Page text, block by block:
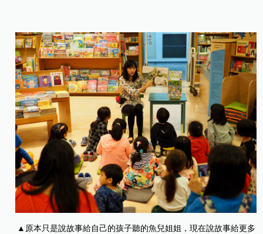
▲原本只是說故事給自己的孩子聽的魚兒姐姐，現在說故事給更多